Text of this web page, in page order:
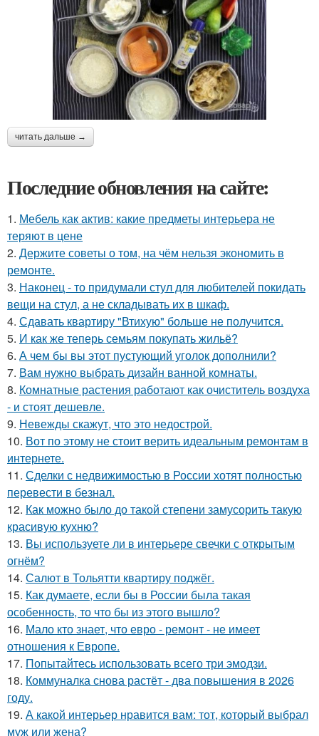
читать дальше →
Последние обновления на сайте:
1. Мебель как актив: какие предметы интерьера не
теряют в цене
2. Держите советы о том, на чём нельзя экономить в
ремонте.
3. Наконец - то придумали стул для любителей покидать
вещи на стул, а не складывать их в шкаф.
4. Сдавать квартиру "Втихую" больше не получится.
5. И как же теперь семьям покупать жильё?
6. А чем бы вы этот пустующий уголок дополнили?
7. Вам нужно выбрать дизайн ванной комнаты.
8. Комнатные растения работают как очиститель воздуха
- и стоят дешевле.
9. Невежды скажут, что это недострой.
10. Вот по этому не стоит верить идеальным ремонтам в
интернете.
11. Сделки с недвижимостью в России хотят полностью
перевести в безнал.
12. Как можно было до такой степени замусорить такую
красивую кухню?
13. Вы используете ли в интерьере свечки с открытым
огнём?
14. Салют в Тольятти квартиру поджёг.
15. Как думаете, если бы в России была такая
особенность, то что бы из этого вышло?
16. Мало кто знает, что евро - ремонт - не имеет
отношения к Европе.
17. Попытайтесь использовать всего три эмодзи.
18. Коммуналка снова растёт - два повышения в 2026
году.
19. А какой интерьер нравится вам: тот, который выбрал
муж или жена?